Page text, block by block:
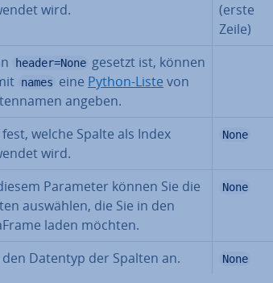
wird.
(erste
Zeile)
header=None gesetzt ist, können
names eine Python-Liste von
angeben.
fest, welche Spalte als Index
wird.
None
Parameter können Sie die
auswählen, die Sie in den
laden möchten.
None
Datentyp der Spalten an. None